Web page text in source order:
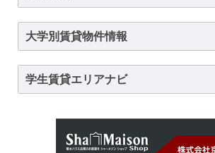
大学別賃貸物件情報
学生賃貸エリアナビ